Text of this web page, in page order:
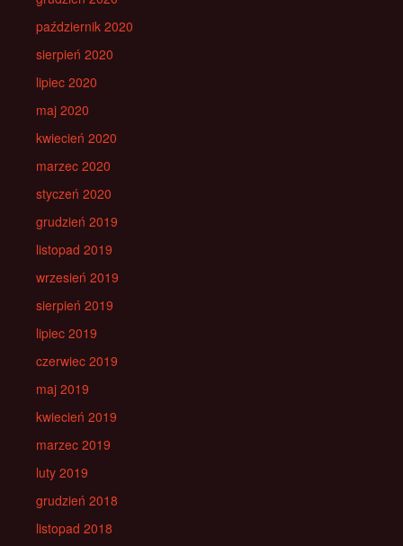
październik 2020
sierpień 2020
lipiec 2020
maj 2020
kwiecień 2020
marzec 2020
styczeń 2020
grudzień 2019
listopad 2019
wrzesień 2019
sierpień 2019
lipiec 2019
czerwiec 2019
maj 2019
kwiecień 2019
marzec 2019
luty 2019
grudzień 2018
listopad 2018